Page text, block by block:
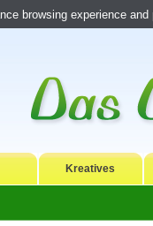
Kreatives
browsing experience